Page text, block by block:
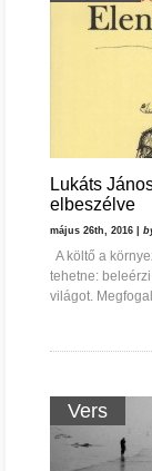
Lukáts
elbeszélve
május 26th, 2016 |
A költő a
tehetne:
világot.
Vers
fényből